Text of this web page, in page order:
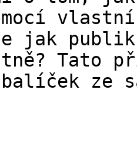
jak
Tato
ze